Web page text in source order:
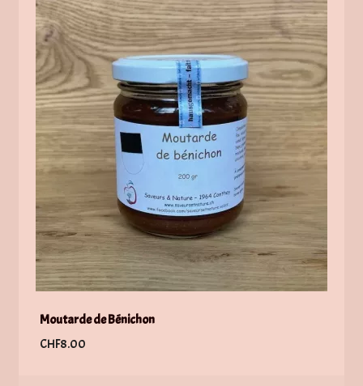
Moutarde de Bénichon
CHF8.00